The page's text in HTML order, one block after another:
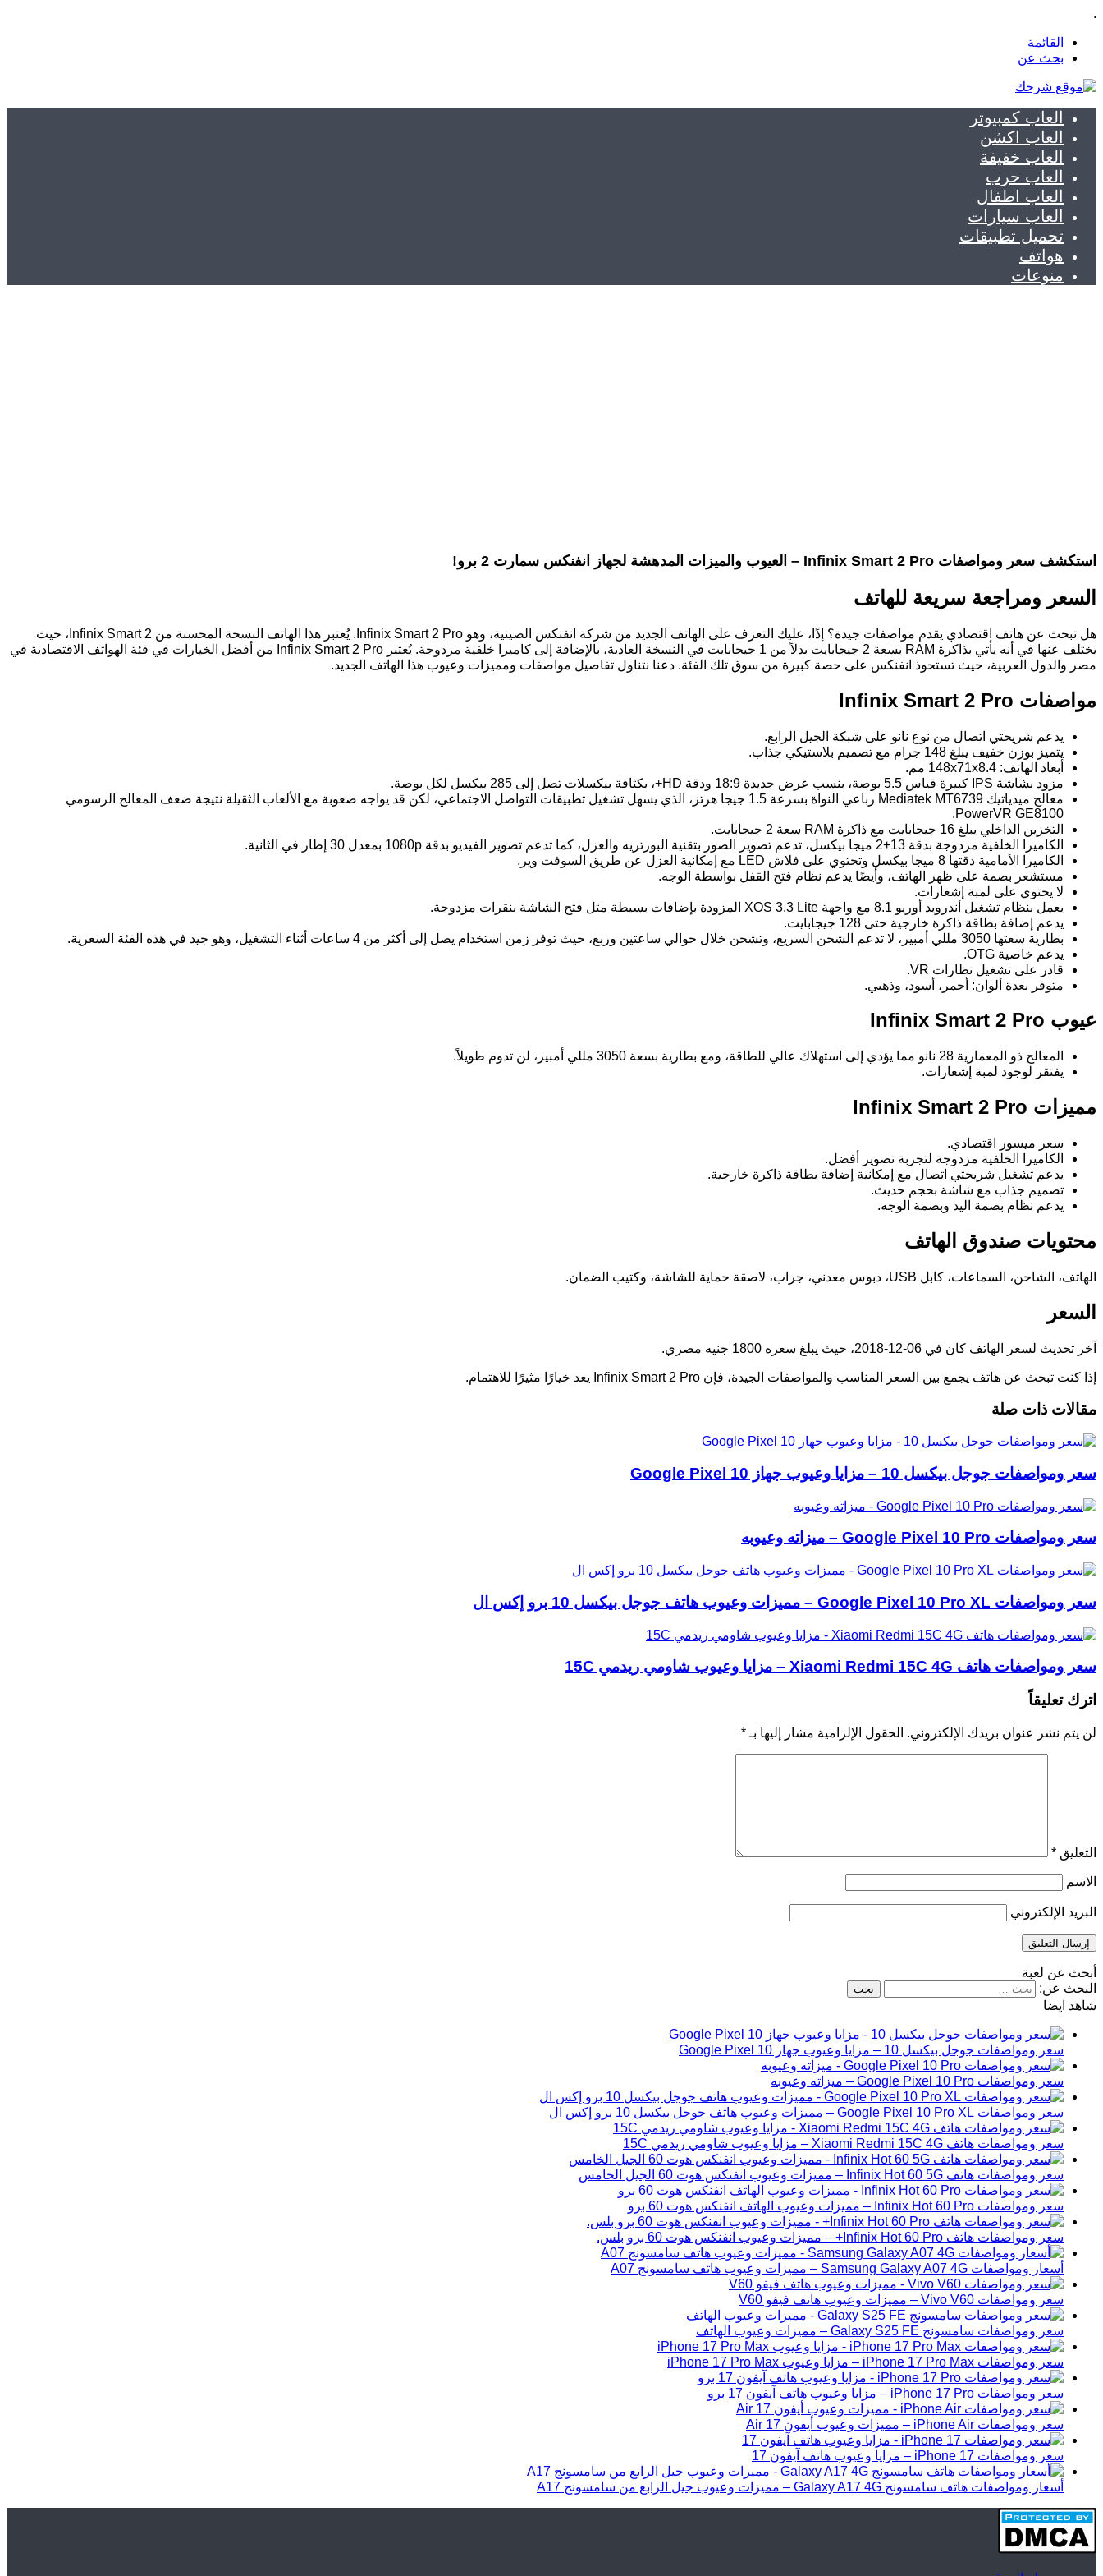
.
القائمة
بحث عن
العاب كمبيوتر
العاب اكشن
العاب خفيفة
العاب حرب
العاب اطفال
العاب سيارات
تحميل تطبيقات
هواتف
منوعات
استكشف سعر ومواصفات Infinix Smart 2 Pro – العيوب والميزات المدهشة لجهاز انفنكس سمارت 2 برو!
السعر ومراجعة سريعة للهاتف
هل تبحث عن هاتف اقتصادي يقدم مواصفات جيدة؟ إذًا، عليك التعرف على الهاتف الجديد من شركة انفنكس الصينية، وهو Infinix Smart 2 Pro. يُعتبر هذا الهاتف النسخة المحسنة من Infinix Smart 2، حيث
يختلف عنها في أنه يأتي بذاكرة RAM بسعة 2 جيجابايت بدلاً من 1 جيجابايت في النسخة العادية، بالإضافة إلى كاميرا خلفية مزدوجة. يُعتبر Infinix Smart 2 Pro من أفضل الخيارات في فئة الهواتف الاقتصادية في
مصر والدول العربية، حيث تستحوذ انفنكس على حصة كبيرة من سوق تلك الفئة. دعنا نتناول تفاصيل مواصفات ومميزات وعيوب هذا الهاتف الجديد.
مواصفات Infinix Smart 2 Pro
يدعم شريحتي اتصال من نوع نانو على شبكة الجيل الرابع.
يتميز بوزن خفيف يبلغ 148 جرام مع تصميم بلاستيكي جذاب.
أبعاد الهاتف: 148x71x8.4 مم.
مزود بشاشة IPS كبيرة قياس 5.5 بوصة، بنسب عرض جديدة 18:9 ودقة HD+، بكثافة بيكسلات تصل إلى 285 بيكسل لكل بوصة.
معالج ميدياتيك Mediatek MT6739 رباعي النواة بسرعة 1.5 جيجا هرتز، الذي يسهل تشغيل تطبيقات التواصل الاجتماعي، لكن قد يواجه صعوبة مع الألعاب الثقيلة نتيجة ضعف المعالج الرسومي
PowerVR GE8100.
التخزين الداخلي يبلغ 16 جيجابايت مع ذاكرة RAM سعة 2 جيجابايت.
الكاميرا الخلفية مزدوجة بدقة 13+2 ميجا بيكسل، تدعم تصوير الصور بتقنية البورتريه والعزل، كما تدعم تصوير الفيديو بدقة 1080p بمعدل 30 إطار في الثانية.
الكاميرا الأمامية دقتها 8 ميجا بيكسل وتحتوي على فلاش LED مع إمكانية العزل عن طريق السوفت وير.
مستشعر بصمة على ظهر الهاتف، وأيضًا يدعم نظام فتح القفل بواسطة الوجه.
لا يحتوي على لمبة إشعارات.
يعمل بنظام تشغيل أندرويد أوريو 8.1 مع واجهة XOS 3.3 Lite المزودة بإضافات بسيطة مثل فتح الشاشة بنقرات مزدوجة.
يدعم إضافة بطاقة ذاكرة خارجية حتى 128 جيجابايت.
بطارية سعتها 3050 مللي أمبير، لا تدعم الشحن السريع، وتشحن خلال حوالي ساعتين وربع، حيث توفر زمن استخدام يصل إلى أكثر من 4 ساعات أثناء التشغيل، وهو جيد في هذه الفئة السعرية.
يدعم خاصية OTG.
قادر على تشغيل نظارات VR.
متوفر بعدة ألوان: أحمر، أسود، وذهبي.
عيوب Infinix Smart 2 Pro
المعالج ذو المعمارية 28 نانو مما يؤدي إلى استهلاك عالي للطاقة، ومع بطارية بسعة 3050 مللي أمبير، لن تدوم طويلاً.
يفتقر لوجود لمبة إشعارات.
مميزات Infinix Smart 2 Pro
سعر ميسور اقتصادي.
الكاميرا الخلفية مزدوجة لتجربة تصوير أفضل.
يدعم تشغيل شريحتي اتصال مع إمكانية إضافة بطاقة ذاكرة خارجية.
تصميم جذاب مع شاشة بحجم حديث.
يدعم نظام بصمة اليد وبصمة الوجه.
محتويات صندوق الهاتف
الهاتف، الشاحن، السماعات، كابل USB، دبوس معدني، جراب، لاصقة حماية للشاشة، وكتيب الضمان.
السعر
آخر تحديث لسعر الهاتف كان في 06-12-2018، حيث يبلغ سعره 1800 جنيه مصري.
إذا كنت تبحث عن هاتف يجمع بين السعر المناسب والمواصفات الجيدة، فإن Infinix Smart 2 Pro يعد خيارًا مثيرًا للاهتمام.
مقالات ذات صلة
سعر ومواصفات جوجل بيكسل 10 – مزايا وعيوب جهاز Google Pixel 10
سعر ومواصفات Google Pixel 10 Pro – ميزاته وعيوبه
سعر ومواصفات Google Pixel 10 Pro XL – مميزات وعيوب هاتف جوجل بيكسل 10 برو إكس ال
سعر ومواصفات هاتف Xiaomi Redmi 15C 4G – مزايا وعيوب شاومي ريدمي 15C
اترك تعليقاً
لن يتم نشر عنوان بريدك الإلكتروني. الحقول الإلزامية مشار إليها بـ *
التعليق *
الاسم
البريد الإلكتروني
أبحث عن لعبة
البحث عن:
شاهد ايضا
سعر ومواصفات جوجل بيكسل 10 – مزايا وعيوب جهاز Google Pixel 10
سعر ومواصفات Google Pixel 10 Pro – ميزاته وعيوبه
سعر ومواصفات Google Pixel 10 Pro XL – مميزات وعيوب هاتف جوجل بيكسل 10 برو إكس ال
سعر ومواصفات هاتف Xiaomi Redmi 15C 4G – مزايا وعيوب شاومي ريدمي 15C
سعر ومواصفات هاتف Infinix Hot 60 5G – مميزات وعيوب انفنكس هوت 60 الجيل الخامس
سعر ومواصفات Infinix Hot 60 Pro – مميزات وعيوب الهاتف انفنكس هوت 60 برو
سعر ومواصفات هاتف Infinix Hot 60 Pro+ – مميزات وعيوب انفنكس هوت 60 برو بلس.
أسعار ومواصفات Samsung Galaxy A07 4G – مميزات وعيوب هاتف سامسونج A07
سعر ومواصفات Vivo V60 – مميزات وعيوب هاتف فيفو V60
سعر ومواصفات سامسونج Galaxy S25 FE – مميزات وعيوب الهاتف
سعر ومواصفات iPhone 17 Pro Max – مزايا وعيوب iPhone 17 Pro Max
سعر ومواصفات iPhone 17 Pro – مزايا وعيوب هاتف آيفون 17 برو
سعر ومواصفات iPhone Air – مميزات وعيوب أيفون 17 Air
سعر ومواصفات iPhone 17 – مزايا وعيوب هاتف آيفون 17
أسعار ومواصفات هاتف سامسونج Galaxy A17 4G – مميزات وعيوب جيل الرابع من سامسونج A17